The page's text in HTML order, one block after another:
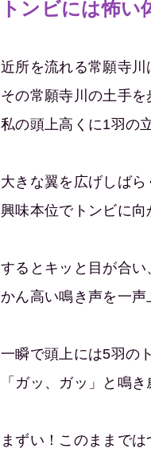
トンビには怖い
近所を流れる常願寺川
その常願寺川の土手を
私の頭上高くに1羽の
大きな翼を広げしばら
興味本位でトンビに向
するとキッと目が合
かん高い鳴き声を一声
一瞬で頭上には5羽の
「ガッ、ガッ」と鳴
まずい！このままで